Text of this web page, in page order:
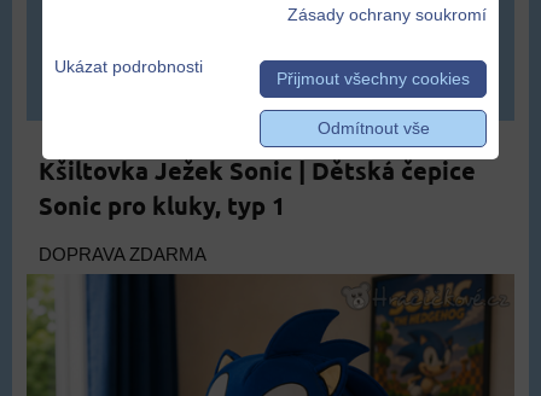
Kšiltovka Ježek Sonic | Dětská čepice
Sonic pro kluky, typ 1
DOPRAVA ZDARMA
Zásady ochrany soukromí
Ukázat podrobnosti
Přijmout všechny cookies
Odmítnout vše